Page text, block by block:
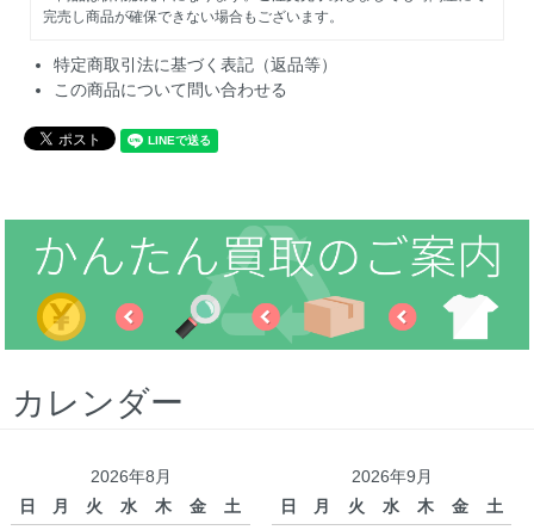
完売し商品が確保できない場合もございます。
特定商取引法に基づく表記（返品等）
この商品について問い合わせる
カレンダー
2026年8月
日
月 火 水 木 金
土
2026年9月
日
月 火 水 木 金
土